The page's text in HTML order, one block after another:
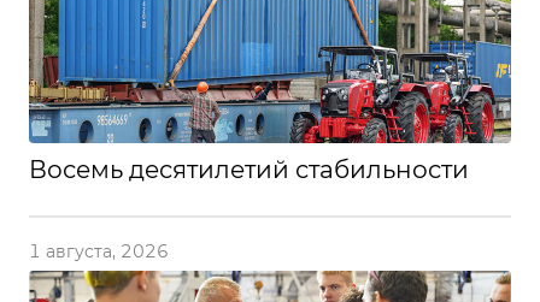
Восемь десятилетий стабильности
1 августа, 2026